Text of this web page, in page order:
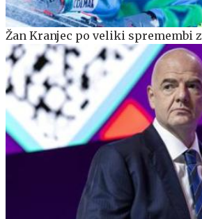
Žan Kranjec po veliki spremembi